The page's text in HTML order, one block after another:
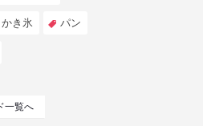
かき氷 パン
一覧へ